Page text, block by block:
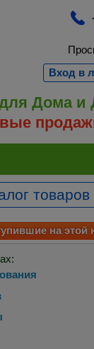
Вход в
Дома и
товаров
на этой